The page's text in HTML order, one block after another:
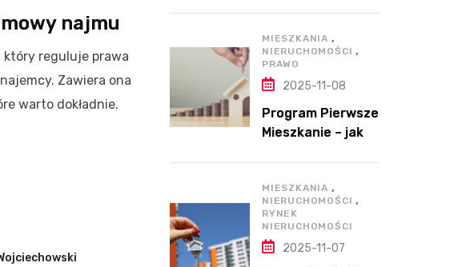
najmu
reguluje prawa
Zawiera ona
warto dokładnie.
MIESZKANIA ,
NIERUCHOMOŚCI ,
PRAWO
2025-11-08
Program Pierwsze
Mieszkanie – jak
to dobre
rozwiązanie?
MIESZKANIA ,
NIERUCHOMOŚCI ,
RYNEK
NIERUCHOMOŚCI
2025-11-07